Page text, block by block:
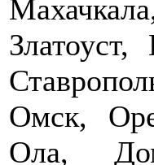
Омск,
Ола,